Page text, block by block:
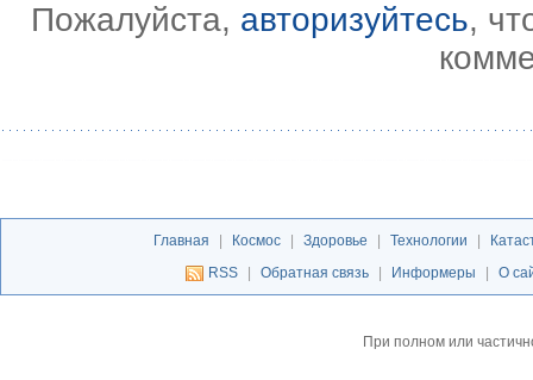
Пожалуйста, авторизуйтесь,
Главная Космос Здоровье Технологии
RSS
Обратная связь Информеры О
При полном или